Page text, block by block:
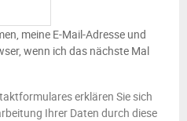
meine E-Mail-Adresse und
wenn ich das nächste Mal
erklären Sie sich
Ihrer Daten durch diese